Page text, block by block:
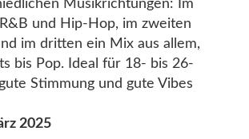
Musikrichtungen: Im
und Hip-Hop, im zweiten
im dritten ein Mix aus allem,
bis Pop. Ideal für 18- bis 26-
Stimmung und gute Vibes
2025